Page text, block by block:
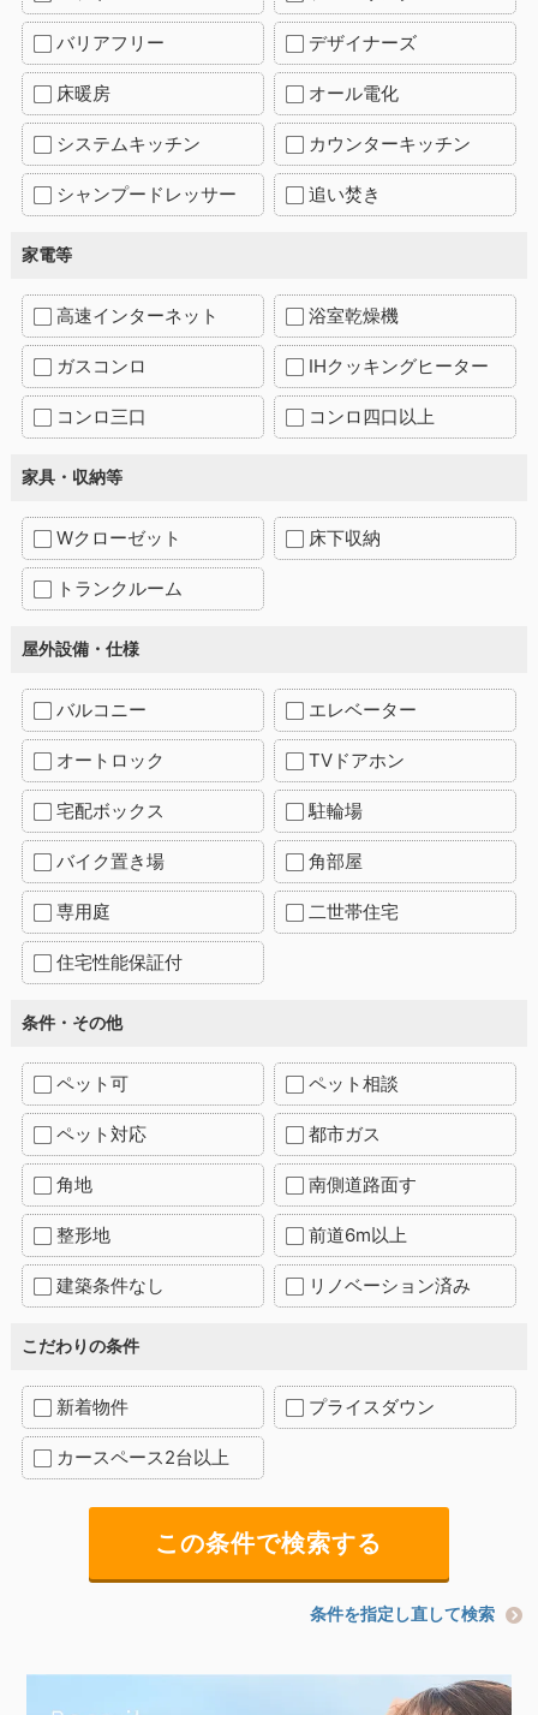
バリアフリー デザイナーズ
床暖房 オール電化
システムキッチン カウンターキッチン
シャンプードレッサー 追い焚き
家電等
高速インターネット 浴室乾燥機
ガスコンロ IHクッキングヒーター
コンロ三口 コンロ四口以上
家具・収納等
Wクローゼット 床下収納
トランクルーム
屋外設備・仕様
バルコニー エレベーター
オートロック TVドアホン
宅配ボックス 駐輪場
バイク置き場 角部屋
専用庭 二世帯住宅
住宅性能保証付
条件・その他
ペット可 ペット相談
ペット対応 都市ガス
角地 南側道路面す
整形地 前道6m以上
建築条件なし リノベーション済み
こだわりの条件
新着物件 プライスダウン
カースペース2台以上
条件を指定し直して検索